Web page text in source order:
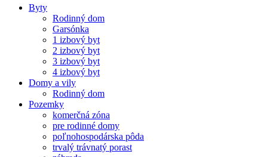
Byty
Rodinný dom
Garsónka
1 izbový byt
2 izbový byt
3 izbový byt
4 izbový byt
Domy a vily
Rodinný dom
Pozemky
komerčná zóna
pre rodinné domy
poľnohospodárska pôda
trvalý trávnatý porast